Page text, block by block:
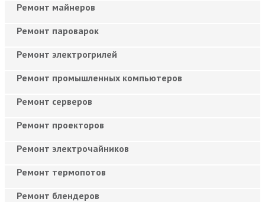
Ремонт майнеров
Ремонт пароварок
Ремонт электрогрилей
Ремонт промышленных компьютеров
Ремонт серверов
Ремонт проекторов
Ремонт электрочайников
Ремонт термопотов
Ремонт блендеров